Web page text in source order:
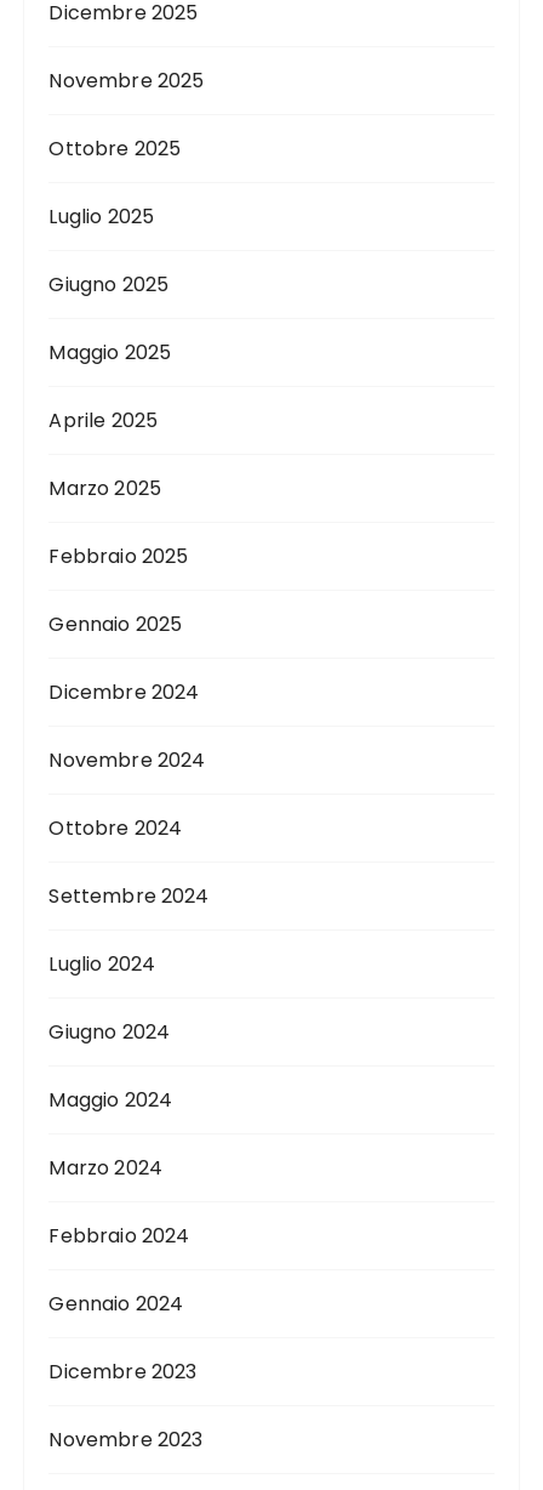
Dicembre 2025
Novembre 2025
Ottobre 2025
Luglio 2025
Giugno 2025
Maggio 2025
Aprile 2025
Marzo 2025
Febbraio 2025
Gennaio 2025
Dicembre 2024
Novembre 2024
Ottobre 2024
Settembre 2024
Luglio 2024
Giugno 2024
Maggio 2024
Marzo 2024
Febbraio 2024
Gennaio 2024
Dicembre 2023
Novembre 2023